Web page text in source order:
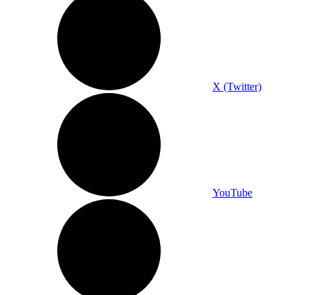
X (Twitter)
YouTube